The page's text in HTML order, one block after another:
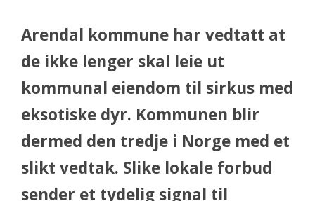
Arendal kommune har vedtatt at
de ikke lenger skal leie ut
kommunal eiendom til sirkus med
eksotiske dyr. Kommunen blir
dermed den tredje i Norge med et
slikt vedtak. Slike lokale forbud
sender et tydelig signal til